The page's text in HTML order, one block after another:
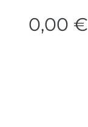
0,00 €